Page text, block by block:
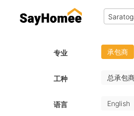
专业 承包商
工种 总承包
语言 English